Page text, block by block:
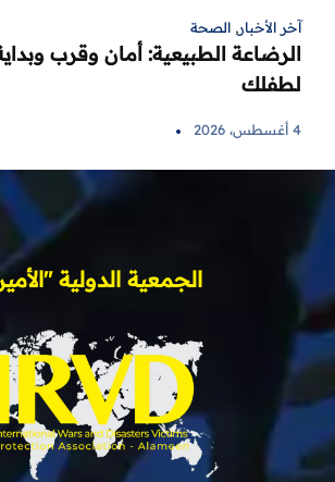
آخر الأخبار, الصحة
الرضاعة الطبيعية: أمان وقرب
لطفلك
4 أغسطس، 2026
الجمعية الدولية